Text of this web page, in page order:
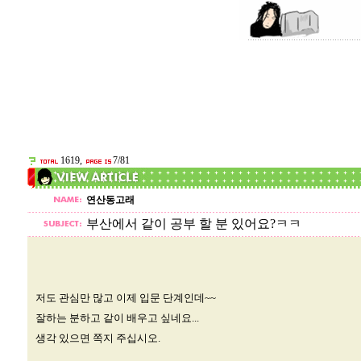
1619, 7/81
연산동고래
부산에서 같이 공부 할 분 있어요?ㅋㅋ
저도 관심만 많고 이제 입문 단계인데~~
잘하는 분하고 같이 배우고 싶네요...
생각 있으면 쪽지 주십시오.